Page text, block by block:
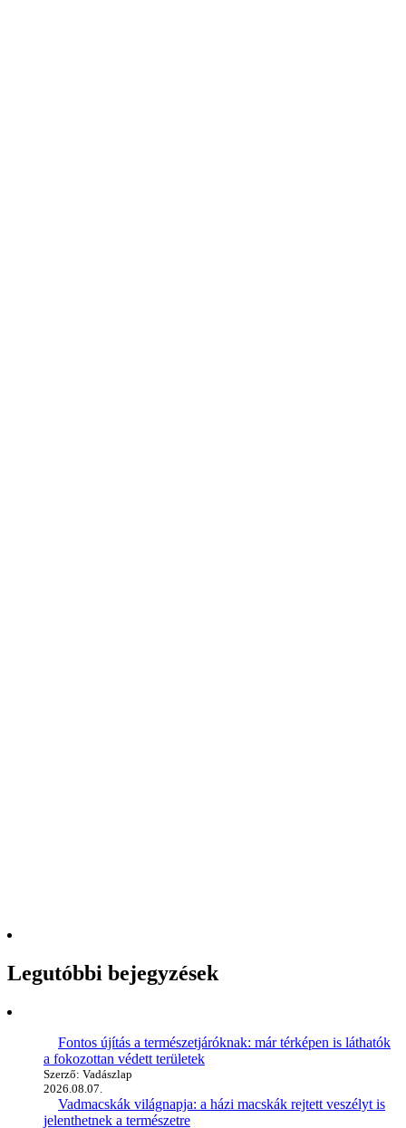
Legutóbbi bejegyzések
Fontos újítás a természetjáróknak: már térképen is láthatók
a fokozottan védett területek
Szerző: Vadászlap
2026.08.07.
Vadmacskák világnapja: a házi macskák rejtett veszélyt is
jelenthetnek a természetre